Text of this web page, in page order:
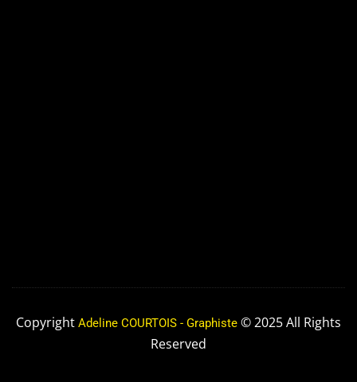
Copyright Adeline COURTOIS - Graphiste © 2025 All Rights
Reserved